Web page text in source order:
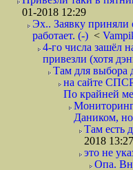
01-2018 12:29
Эх.. Заявку приняли
работает. (-) <
4-го числа зашёл
привезли (хотя
Там для выбора
на сайте
По крайней
Мониторинг
Даником,
Там есть
2018 13:27
это не
Опа.